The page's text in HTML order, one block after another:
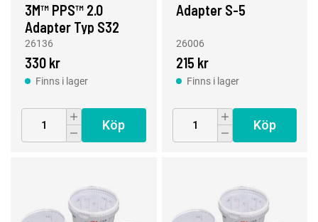
3M™ PPS™ 2.0
Adapter Typ S32
26136
330 kr
Finns i lager
Köp
Adapter S-5
26006
215 kr
Finns i lager
Köp